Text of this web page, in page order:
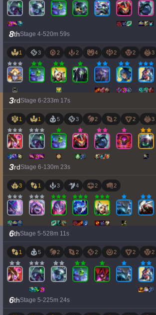
8thStage 4-520m 59s
1 3 2 2 4 2 2 3
3rdStage 6-233m 17s
1 1 5 3 2 2 2 3
3rdStage 6-130m 23s
3 1 3 4 2 2
6thStage 5-528m 11s
1 5 2 2 2 2 2 2
6thStage 5-225m 24s